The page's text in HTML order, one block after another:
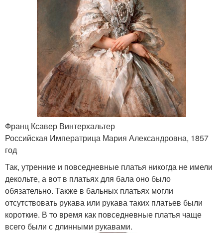
Франц Ксавер Винтерхальтер
Российская Императрица Мария Александровна, 1857
год
Так, утренние и повседневные платья никогда не имели
декольте, а вот в платьях для бала оно было
обязательно. Также в бальных платьях могли
отсутствовать рукава или рукава таких платьев были
короткие. В то время как повседневные платья чаще
всего были с длинными рукавами.